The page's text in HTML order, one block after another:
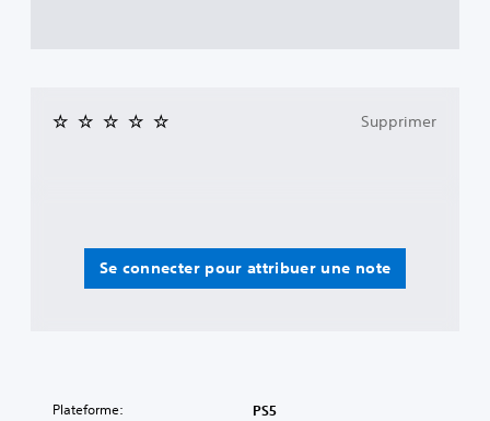
Se connecter pour attribuer une note
Supprimer
Plateforme: PS5